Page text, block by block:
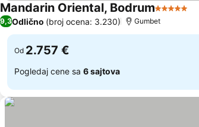
Mandarin Oriental, Bodrum5 Zvezdice
9,3Odlično (broj ocena: 3.230) Gumbet
Od 2.757 €
Pogledaj cene sa 6 sajtova